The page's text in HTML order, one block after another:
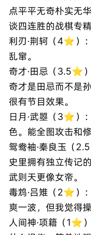
点平平无奇朴实无
谈四连胜的战棋专
利刃·荆轲（4⭐）
乱窜。
奇才·田忌（3.5⭐
奇才是田忌而不是
很有节目效果。
日月·武曌（3⭐）
色。能全图攻击和
鸳鸯袖·秦良玉（
史里拥有独立传记
武则天更像女帝。
毒鸩·吕雉（2⭐）
爽一波，但我觉得
人间神·项籍（1⭐